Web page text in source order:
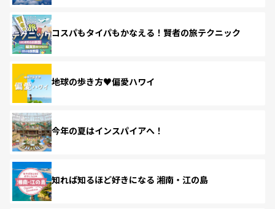
コスパもタイパもかなえる！賢者の旅テクニック
地球の歩き方♥偏愛ハワイ
今年の夏はインスパイアへ！
知れば知るほど好きになる 湘南・江の島